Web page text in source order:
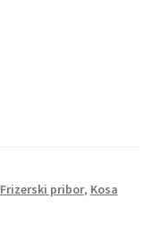
Frizerski pribor, Kosa